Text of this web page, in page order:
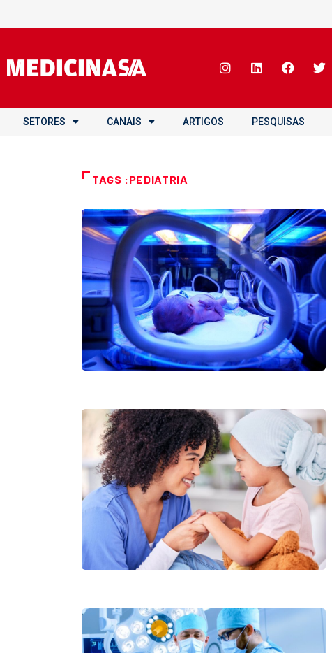
SETORES CANAIS ARTIGOS PESQUISAS
TAGS :PEDIATRIA